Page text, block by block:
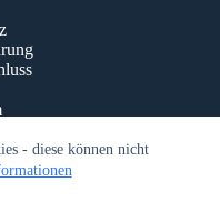
- diese können nicht